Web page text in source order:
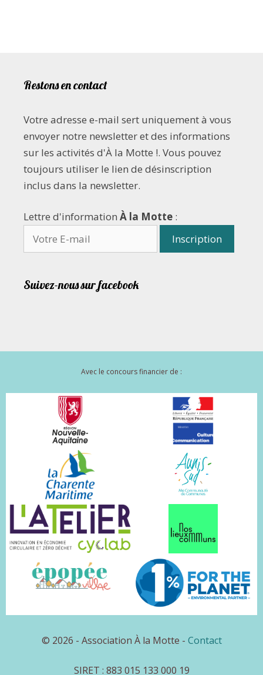
Restons en contact
Votre adresse e-mail sert uniquement à vous
envoyer notre newsletter et des informations
sur les activités d'À la Motte !. Vous pouvez
toujours utiliser le lien de désinscription
inclus dans la newsletter.
Lettre d'information À la Motte :
Suivez-nous sur facebook
Avec le concours financier de :
© 2026 - Association À la Motte - Contact
SIRET : 883 015 133 000 19